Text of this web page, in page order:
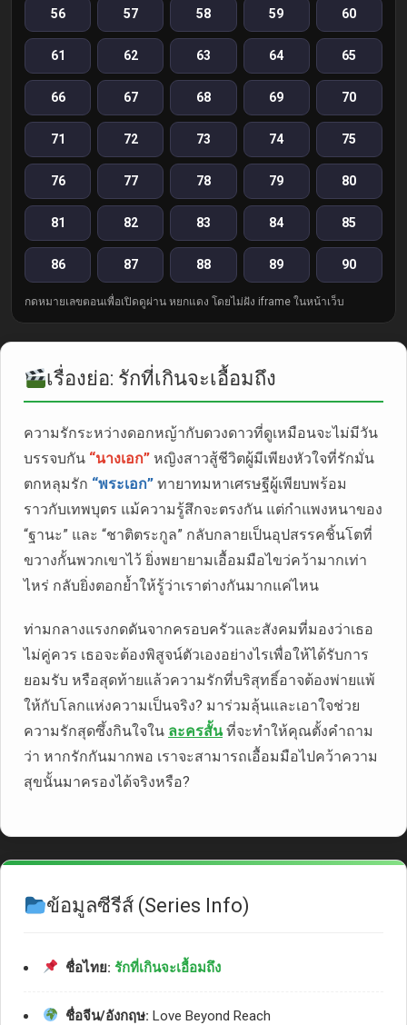
56 57 58 59 60
61 62 63 64 65
66 67 68 69 70
71 72 73 74 75
76 77 78 79 80
81 82 83 84 85
86 87 88 89 90
กดหมายเลขตอนเพื่อเปิดดูผ่าน หยกแดง โดยไม่ฝัง iframe ในหน้าเว็บ
เรื่องย่อ: รักที่เกินจะเอื้อมถึง
ความรักระหว่างดอกหญ้ากับดวงดาวที่ดูเหมือนจะไม่มีวัน
บรรจบกัน “นางเอก” หญิงสาวสู้ชีวิตผู้มีเพียงหัวใจที่รักมั่น
ตกหลุมรัก “พระเอก” ทายาทมหาเศรษฐีผู้เพียบพร้อม
ราวกับเทพบุตร แม้ความรู้สึกจะตรงกัน แต่กำแพงหนาของ
“ฐานะ” และ “ชาติตระกูล” กลับกลายเป็นอุปสรรคชิ้นโตที่
ขวางกั้นพวกเขาไว้ ยิ่งพยายามเอื้อมมือไขว่คว้ามากเท่า
ไหร่ กลับยิ่งตอกย้ำให้รู้ว่าเราต่างกันมากแค่ไหน
ท่ามกลางแรงกดดันจากครอบครัวและสังคมที่มองว่าเธอ
ไม่คู่ควร เธอจะต้องพิสูจน์ตัวเองอย่างไรเพื่อให้ได้รับการ
ยอมรับ หรือสุดท้ายแล้วความรักที่บริสุทธิ์อาจต้องพ่ายแพ้
ให้กับโลกแห่งความเป็นจริง? มาร่วมลุ้นและเอาใจช่วย
ความรักสุดซึ้งกินใจใน ละครสั้นที่จะทำให้คุณตั้งคำถาม
ว่า หากรักกันมากพอ เราจะสามารถเอื้อมมือไปคว้าความ
สุขนั้นมาครองได้จริงหรือ?
ข้อมูลซีรีส์ (Series Info)
ชื่อไทย: รักที่เกินจะเอื้อมถึง
ชื่อจีน/อังกฤษ: Love Beyond Reach